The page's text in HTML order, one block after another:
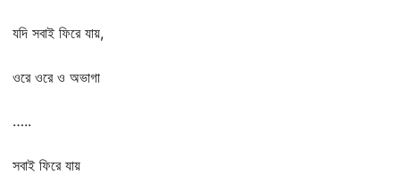
যদি সবাই ফিরে যায়,
ওরে ওরে ও অভাগা
…..
সবাই ফিরে যায়